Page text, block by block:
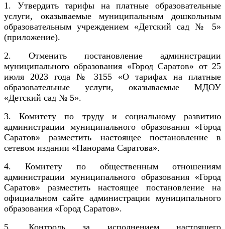
1. Утвердить тарифы на платные образовательные
услуги, оказываемые муниципальным дошкольным
образовательным учреждением «Детский сад № 5»
(приложение).
2. Отменить постановление администрации
муниципального образования «Город Саратов» от 25
июля 2023 года № 3155 «О тарифах на платные
образовательные услуги, оказываемые МДОУ
«Детский сад № 5».
3. Комитету по труду и социальному развитию
администрации муниципального образования «Город
Саратов» разместить настоящее постановление в
сетевом издании «Панорама Саратова».
4. Комитету по общественным отношениям
администрации муниципального образования «Город
Саратов» разместить настоящее постановление на
официальном сайте администрации муниципального
образования «Город Саратов».